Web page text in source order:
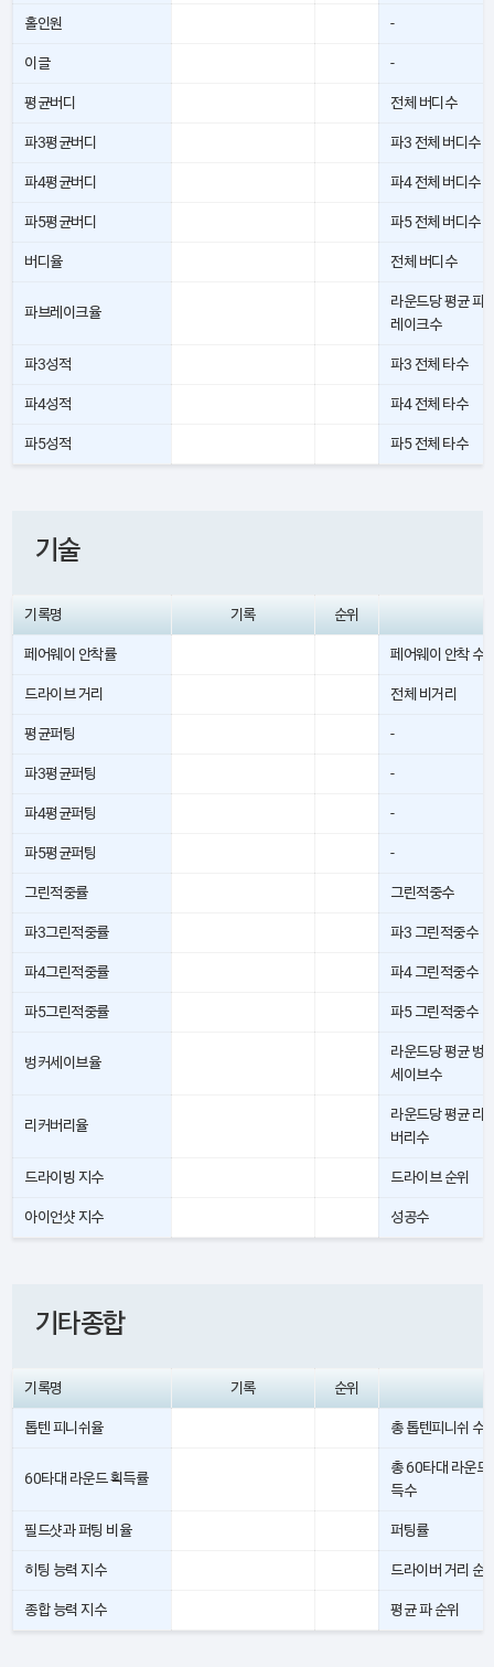
홀인원 -
이글 -
평균버디 전체 버디수
파3평균버디 파3 전체 버디수
파4평균버디 파4 전체 버디수
파5평균버디 파5 전체 버디수
버디율 전체 버디수
파브레이크율
라운드당 평균 파
레이크수
파3성적 파3 전체 타수
파4성적 파4 전체 타수
파5성적 파5 전체 타수
기술
기록명 기록 순위
페어웨이 안착률 페어웨이 안착 수
드라이브 거리 전체 비거리
평균퍼팅 -
파3평균퍼팅 -
파4평균퍼팅 -
파5평균퍼팅 -
그린적중률 그린적중수
파3그린적중률 파3 그린적중수
파4그린적중률 파4 그린적중수
파5그린적중률 파5 그린적중수
벙커세이브율
라운드당 평균 벙
세이브수
리커버리율
라운드당 평균 리
버리수
드라이빙 지수 드라이브 순위
아이언샷 지수 성공수
기타종합
기록명 기록 순위
톱텐 피니쉬율 총 톱텐피니쉬 수
60타대 라운드 획득률
총 60타대 라운드
득수
필드샷과 퍼팅 비율 퍼팅률
히팅 능력 지수 드라이버 거리 순
종합 능력 지수 평균 파 순위